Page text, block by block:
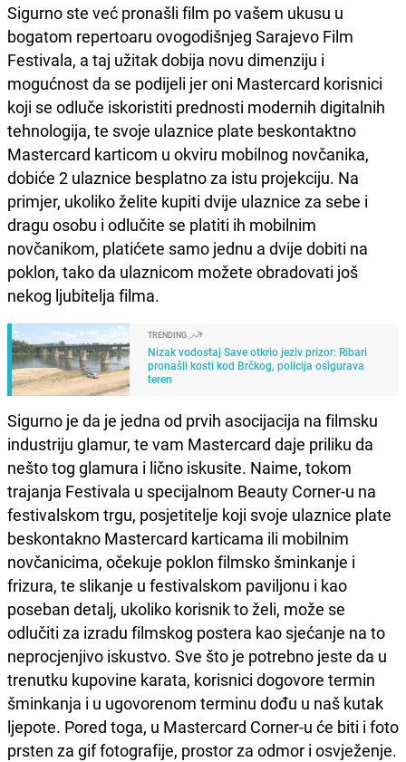
Sigurno ste već pronašli film po vašem ukusu u
bogatom repertoaru ovogodišnjeg Sarajevo Film
Festivala, a taj užitak dobija novu dimenziju i
mogućnost da se podijeli jer oni Mastercard korisnici
koji se odluče iskoristiti prednosti modernih digitalnih
tehnologija, te svoje ulaznice plate beskontaktno
Mastercard karticom u okviru mobilnog novčanika,
dobiće 2 ulaznice besplatno za istu projekciju. Na
primjer, ukoliko želite kupiti dvije ulaznice za sebe i
dragu osobu i odlučite se platiti ih mobilnim
novčanikom, platićete samo jednu a dvije dobiti na
poklon, tako da ulaznicom možete obradovati još
nekog ljubitelja filma.
TRENDING
Nizak vodostaj Save otkrio jeziv prizor: Ribari
pronašli kosti kod Brčkog, policija osigurava
teren
Sigurno je da je jedna od prvih asocijacija na filmsku
industriju glamur, te vam Mastercard daje priliku da
nešto tog glamura i lično iskusite. Naime, tokom
trajanja Festivala u specijalnom Beauty Corner-u na
festivalskom trgu, posjetitelje koji svoje ulaznice plate
beskontakno Mastercard karticama ili mobilnim
novčanicima, očekuje poklon filmsko šminkanje i
frizura, te slikanje u festivalskom paviljonu i kao
poseban detalj, ukoliko korisnik to želi, može se
odlučiti za izradu filmskog postera kao sjećanje na to
neprocjenjivo iskustvo. Sve što je potrebno jeste da u
trenutku kupovine karata, korisnici dogovore termin
šminkanja i u ugovorenom terminu dođu u naš kutak
ljepote. Pored toga, u Mastercard Corner-u će biti i foto
prsten za gif fotografije, prostor za odmor i osvježenje.